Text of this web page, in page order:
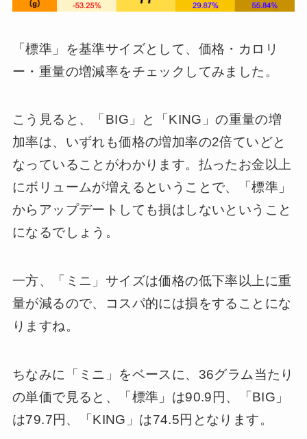
「標準」を基準サイズとして、価格・カロリ
ー・重量の増減率をチェックしてみました。
こう見ると、「BIG」と「KING」の重量の増
加率は、いずれも価格の増加率の2倍ていどと
なっていることがわかります。払ったお金以上
にボリュームが増えるということで、「標準」
からアップデートしても損はしないということ
になるでしょう。
一方、「ミニ」サイズは価格の低下率以上に重
量が減るので、コスパ的には損をすることにな
りますね。
ちなみに「ミニ」をベースに、36グラム当たり
の単価で見ると、「標準」は90.9円、「BIG」
は79.7円、「KING」は74.5円となります。